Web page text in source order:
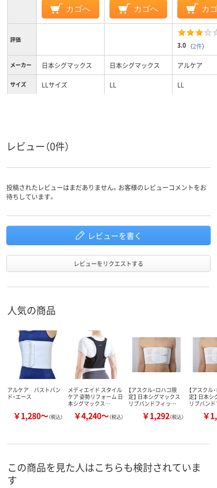
カゴへ カゴへ カ
評価
3.0 （2件）
メーカー 日本シグマックス 日本シグマックス アルケア
サイズ LLサイズ LL LL
レビュー（0件）
投稿されたレビューはまだありません。お客様のレビューコメントをお
待ちしています。
レビューを書く
レビューをリクエストする
人気の商品
アルケア バストバン
ド・エース
￥1,280～（税込）
メディエイド スタイル
ケア 姿勢リフォーム 日
本シグマックス…
￥4,240～（税込）
【アスクル・ロハコ限
定】 日本シグマックス
リブバンドフィッ…
￥1,292（税込）
【アスクル
定】 日本
リブバン
￥
この商品を見た人はこちらも検討されていま
す